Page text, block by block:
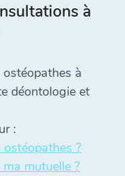
à
à
déontologie et
:
?
mutuelle ?